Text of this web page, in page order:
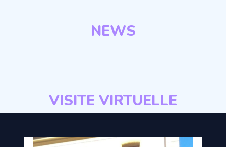
NEWS
VISITE VIRTUELLE